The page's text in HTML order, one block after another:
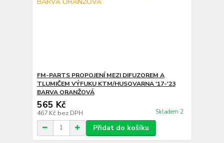
FM-PARTS PROPOJENÍ MEZI DIFUZOREM A
TLUMIČEM VÝFUKU KTM/HUSQVARNA '17-'23
BARVA ORANŽOVÁ
565 Kč
467 Kč bez DPH Skladem 2
Přidat do košíku